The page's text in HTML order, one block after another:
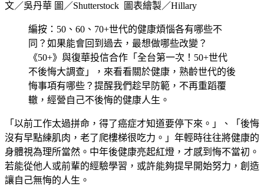
文／吳丹華 圖／Shutterstock 圖表繪製／Hillary
編按：50、60、70+世代的健康煩惱各有哪些不
同？如果能會回到過去，最想做哪些改變？
《50+》與復華投信合作「全台第一次！50+世代
不後悔大調查」，來看看關於健康，熟齡世代的後
悔事項有哪些？提醒我們趁早防範，不再重蹈覆
轍，經營自己不後悔的健康人生。
「以前工作太過拼命，得了癌症才知道要停下來。」、「後悔
沒有早點練肌肉，老了爬樓梯很吃力。」年輕時往往將健康的
身體視為理所當然。中年後健康亮起紅燈，才感到悔不當初。
若能從他人或前輩的經驗學習，或許能夠提早開始努力，創造
讓自己無悔的人生。